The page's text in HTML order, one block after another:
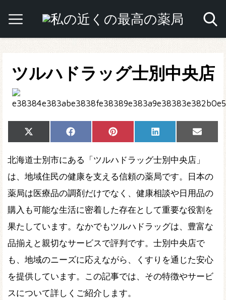
ツルハドラッグ士別中央店
Share
on
X
(Twitter)
Share
on
Facebook Share
on
Pinterest Share
on
LinkedIn
Share
on
Email
北海道士別市にある「ツルハドラッグ士別中央店」
は、地域住民の健康を支える信頼の薬局です。日本の
薬局は医療品の調剤だけでなく、健康相談や日用品の
購入も可能な生活に密着した存在として重要な役割を
果たしています。なかでもツルハドラッグは、豊富な
品揃えと親切なサービスで評判です。士別中央店で
も、地域のニーズに応えながら、くすりを通じた安心
を提供しています。この記事では、その特徴やサービ
スについて詳しくご紹介します。